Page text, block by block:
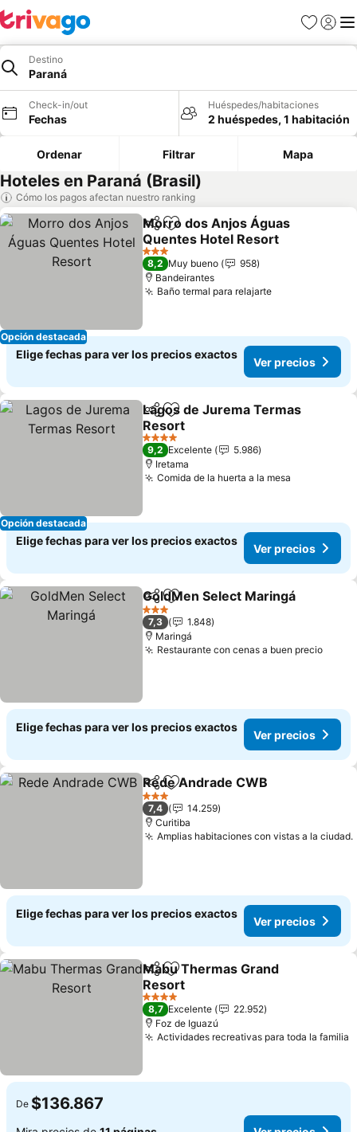
Favoritos
Iniciar
Destino
Paraná
Check-in/out
Fechas
Huéspedes/habitaciones
2 huéspedes, 1 habitación
Ordenar Filtrar Mapa
Hoteles en Paraná (Brasil)
Cómo los pagos afectan nuestro ranking
Opción destacada
CompartirAgregar a favoritos
Morro dos Anjos Águas
Quentes Hotel Resort
Ver precios
3 Estrellas
8,2 Muy bueno
958
Bandeirantes
Baño termal para relajarteVer precios
Elige fechas para ver los precios exactos
Ver precios
Opción destacada
CompartirAgregar a favoritos
Lagos de Jurema Termas
Resort
Ver precios
4 Estrellas
9,2 Excelente
5.986
Iretama
Comida de la huerta a la mesa
Elige fechas para ver los precios exactos
Ver precios
CompartirAgregar a favoritos
GoldMen Select Maringá
3 Estrellas
7,3
1.848
Maringá
Restaurante con cenas a buen precioVer
Elige fechas para ver los precios exactos
Ver precios
CompartirAgregar a favoritos
Rede Andrade CWB
3 Estrellas
7,4
14.259
Curitiba
Amplias habitaciones con vistas a la ciudad.
Elige fechas para ver los precios exactos
Ver precios
CompartirAgregar a favoritos
Mabu Thermas Grand
Resort
Ver precios
4 Estrellas
8,7 Excelente
22.952
Foz de Iguazú
Actividades recreativas para toda la familia
De $136.867